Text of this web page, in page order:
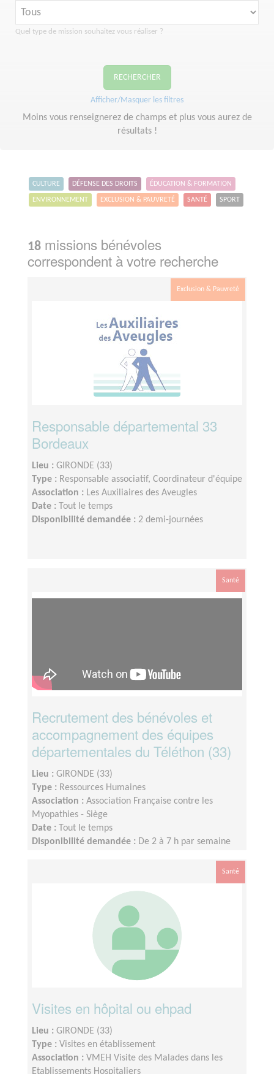
Quel type de mission souhaitez vous réaliser ?
RECHERCHER
Afficher/Masquer les filtres
Moins vous renseignerez de champs et plus vous aurez de
résultats !
CULTURE DÉFENSE DES DROITS ÉDUCATION & FORMATION
ENVIRONNEMENT EXCLUSION & PAUVRETÉ SANTÉ SPORT
18 missions bénévoles
correspondent à votre recherche
Exclusion & Pauvreté
Responsable départemental 33
Bordeaux
Lieu : GIRONDE (33)
Type : Responsable associatif, Coordinateur d'équipe
Association : Les Auxiliaires des Aveugles
Date :
Tout le temps
Disponibilité demandée : 2 demi-journées
Santé
Recrutement des bénévoles et
accompagnement des équipes
départementales du Téléthon (33)
Lieu : GIRONDE (33)
Type : Ressources Humaines
Association : Association Française contre les
Myopathies - Siège
Date :
Tout le temps
Disponibilité demandée : De 2 à 7 h par semaine
Santé
Visites en hôpital ou ehpad
Lieu : GIRONDE (33)
Type : Visites en établissement
Association : VMEH Visite des Malades dans les
Etablissements Hospitaliers